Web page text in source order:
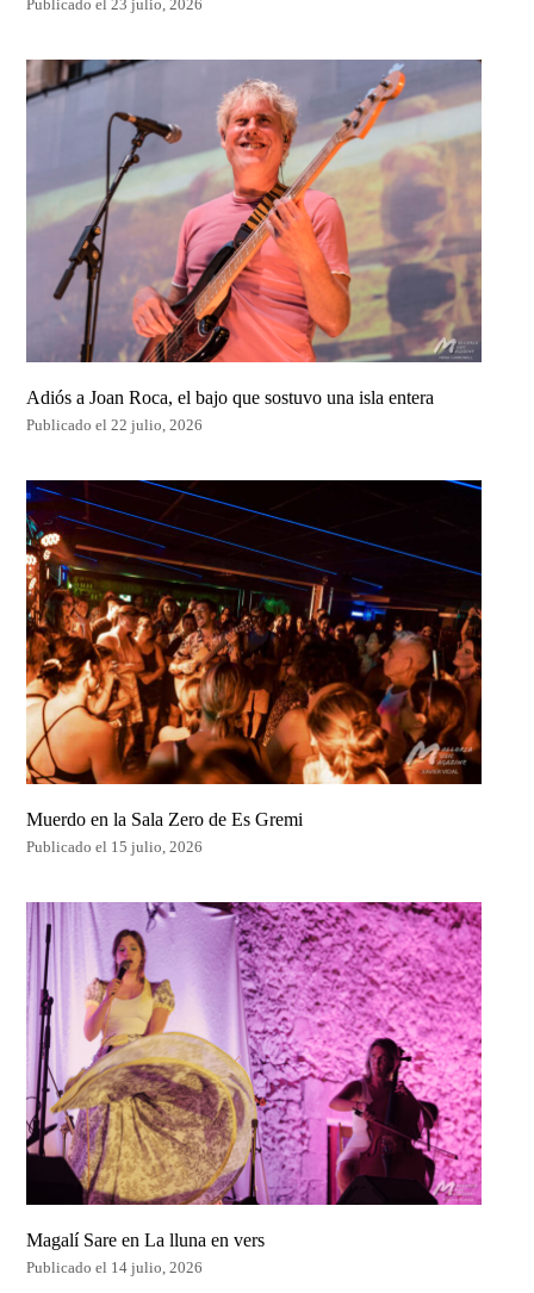
Publicado el 23 julio, 2026
Adiós a Joan Roca, el bajo que sostuvo una isla entera
Publicado el 22 julio, 2026
Muerdo en la Sala Zero de Es Gremi
Publicado el 15 julio, 2026
Magalí Sare en La lluna en vers
Publicado el 14 julio, 2026